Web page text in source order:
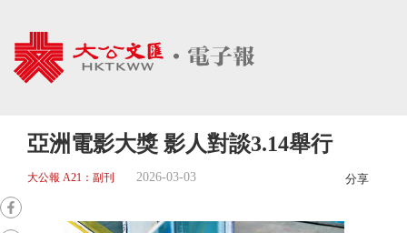
亞洲電影大獎 影人對談3.14舉行
大公報 A21：副刊 2026-03-03 分享